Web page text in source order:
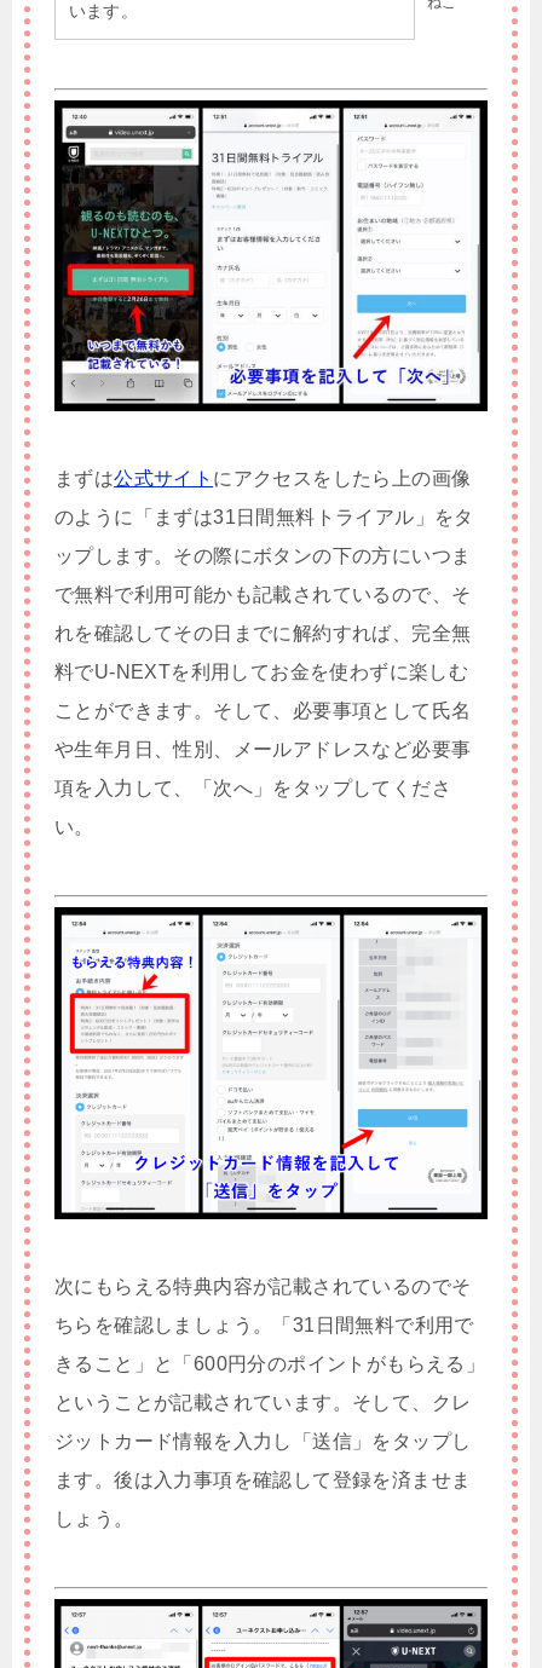
います。
まずは公式サイト にアクセスをしたら上の画像
のように「まずは31日間無料トライアル」をタ
ップします。その際にボタンの下の方にいつま
で無料で利用可能かも記載されているので、そ
れを確認してその日までに解約すれば、完全無
料でU-NEXTを利用してお金を使わずに楽しむ
ことができます。そして、必要事項として氏名
や生年月日、性別、メールアドレスなど必要事
項を入力して、「次へ」をタップしてくださ
い。
次にもらえる特典内容が記載されているのでそ
ちらを確認しましょう。「31日間無料で利用で
きること」と「600円分のポイントがもらえる」
ということが記載されています。そして、クレ
ジットカード情報を入力し「送信」をタップし
ます。後は入力事項を確認して登録を済ませま
しょう。